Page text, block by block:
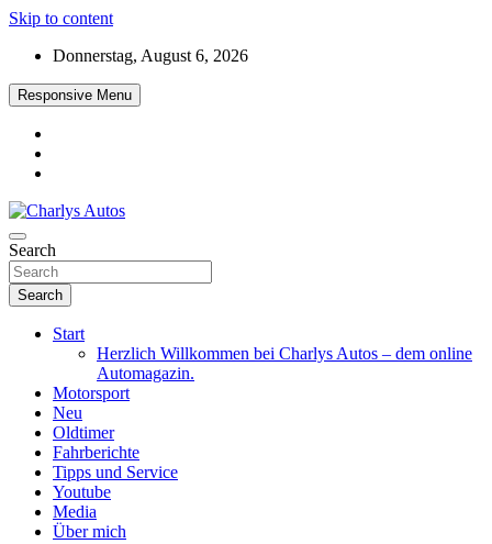
Skip to content
Donnerstag, August 6, 2026
Responsive Menu
Charlys Autos
Das neue Automagazin – global. regional. informativ. interaktiv
Search
Search
Start
Herzlich Willkommen bei Charlys Autos – dem online
Automagazin.
Motorsport
Neu
Oldtimer
Fahrberichte
Tipps und Service
Youtube
Media
Über mich